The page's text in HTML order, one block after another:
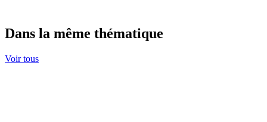
Dans la même thématique
Voir tous